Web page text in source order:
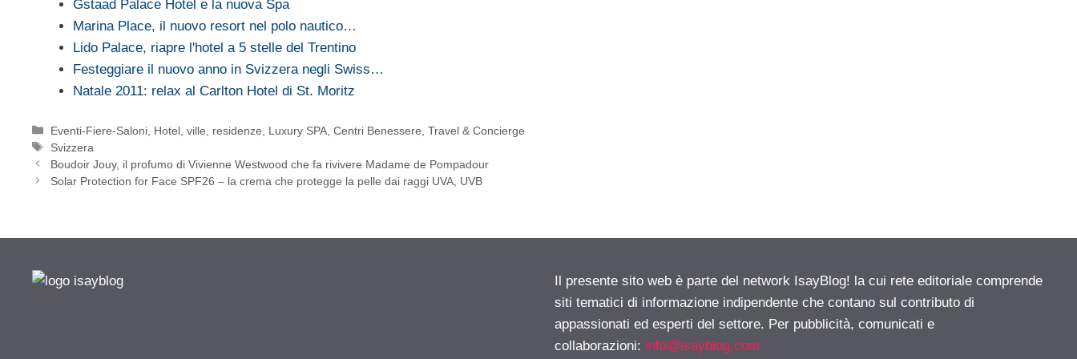
Gstaad Palace Hotel e la nuova Spa
Marina Place, il nuovo resort nel polo nautico…
Lido Palace, riapre l'hotel a 5 stelle del Trentino
Festeggiare il nuovo anno in Svizzera negli Swiss…
Natale 2011: relax al Carlton Hotel di St. Moritz
Categorie
Eventi-Fiere-Saloni Hotel, ville, residenze Luxury SPA, Centri Benessere ,Travel & Concierge
Tag
Svizzera
Boudoir Jouy, il profumo di Vivienne Westwood che fa rivivere Madame de Pompadour
Solar Protection for Face SPF26 – la crema che protegge la pelle dai raggi UVA, UVB
Il presente sito web è parte del network IsayBlog! la cui rete editoriale comprende
siti tematici di informazione indipendente che contano sul contributo di
appassionati ed esperti del settore. Per pubblicità, comunicati e
collaborazioni: info@isayblog.com